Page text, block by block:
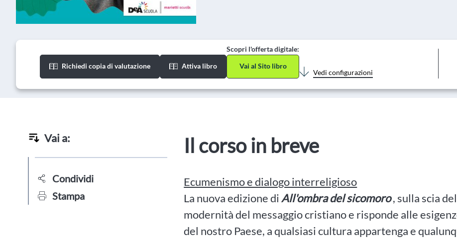
Richiedi copia di valutazione Attiva libro
Scopri l'offerta digitale:
Vai al Sito libro
Vedi configurazioni
Vai a:
Condividi
Stampa
Il corso in breve
Ecumenismo e dialogo interreligioso
La nuova edizione diAll'ombra del sicomoro, sulla scia
modernità del messaggio cristiano e risponde alle
del nostro Paese, a qualsiasi cultura appartenga e